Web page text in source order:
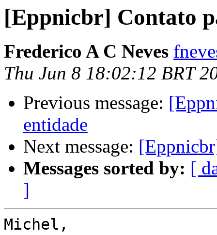
[Eppnicbr] Contato
Frederico A C Neves
Thu Jun 8 18:02:12 BRT
Previous message:
entidade
Next message:
Messages sorted by: [
]
Michel,